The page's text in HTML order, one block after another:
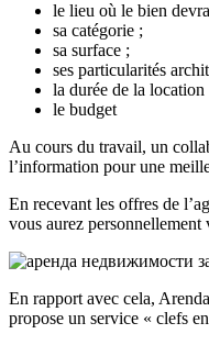
le lieu où le bien
sa catégorie ;
sa surface ;
ses particularités
la durée de la location
le budget
Au cours du travail, un
l’information pour une
En recevant les offres de
vous aurez personnellement
En rapport avec cela,
propose un service « clefs